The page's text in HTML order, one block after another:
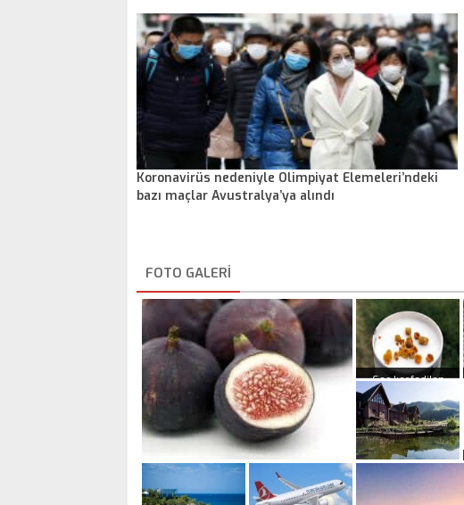
Koronavirüs nedeniyle Olimpiyat Elemeleri’ndeki
bazı maçlar Avustralya’ya alındı
FOTO GALERI
İncirin çok fazla bilinmeyen 7
önemli faydası
Geç keşfedilen
yüksek proteinli
şifa deposu: Arı
ekmeği
Türkiye’nin en
güzel 10 dağ evi